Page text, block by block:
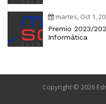
martes, Oct 1,
Premio 2023/
Informática
Copyright © 2026